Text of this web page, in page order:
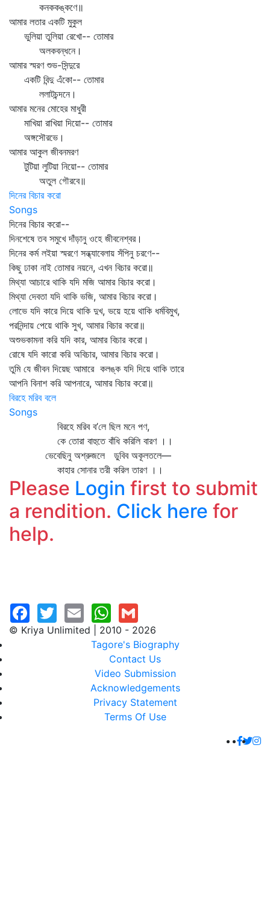
কনককঙ্কণে॥
আমার লতার একটি মুকুল
ভুলিয়া তুলিয়া রেখো-- তোমার
অলকবন্ধনে।
আমার স্মরণ শুভ-সিন্দুরে
একটি বিন্দু এঁকো-- তোমার
ললাটচন্দনে।
আমার মনের মোহের মাধুরী
মাখিয়া রাখিয়া দিয়ো-- তোমার
অঙ্গসৌরভে।
আমার আকুল জীবনমরণ
টুটিয়া লুটিয়া নিয়ো-- তোমার
অতুল গৌরবে॥
দিনের বিচার করো
Songs
দিনের বিচার করো--
দিনশেষে তব সমুখে দাঁড়ানু ওহে জীবনেশ্বর।
দিনের কর্ম লইয়া স্মরণে সন্ধ্যাবেলায় সঁপিনু চরণে--
কিছু ঢাকা নাই তোমার নয়নে, এখন বিচার করো॥
মিথ্যা আচারে থাকি যদি মজি আমার বিচার করো।
মিথ্যা দেবতা যদি থাকি ভজি, আমার বিচার করো।
লোভে যদি কারে দিয়ে থাকি দুখ, ভয়ে হয়ে থাকি ধর্মবিমুখ,
পরনিন্দায় পেয়ে থাকি সুখ, আমার বিচার করো॥
অশুভকামনা করি যদি কার, আমার বিচার করো।
রোষে যদি কারো করি অবিচার, আমার বিচার করো।
তুমি যে জীবন দিয়েছ আমারে কলঙ্ক যদি দিয়ে থাকি তারে
আপনি বিনাশ করি আপনারে, আমার বিচার করো॥
বিরহে মরিব বলে
Songs
বিরহে মরিব ব’লে ছিল মনে পণ,
কে তোরা বাহুতে বাঁধি করিলি বারণ ।।
ভেবেছিনু অশ্রুজলে ডুবিব অকূলতলে—
কাহার সোনার তরী করিল তারণ ।।
Please Login first to submit
a rendition. Click here for
help.
© Kriya Unlimited | 2010 - 2026
Tagore's Biography
Contact Us
Video Submission
Acknowledgements
Privacy Statement
Terms Of Use